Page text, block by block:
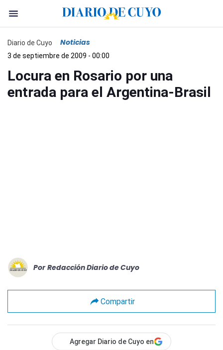
Diario de Cuyo Noticias
3 de septiembre de 2009 - 00:00
Locura en Rosario por una
entrada para el Argentina-Brasil
Por Redacción Diario de Cuyo
Compartir
Agregar Diario de Cuyo en